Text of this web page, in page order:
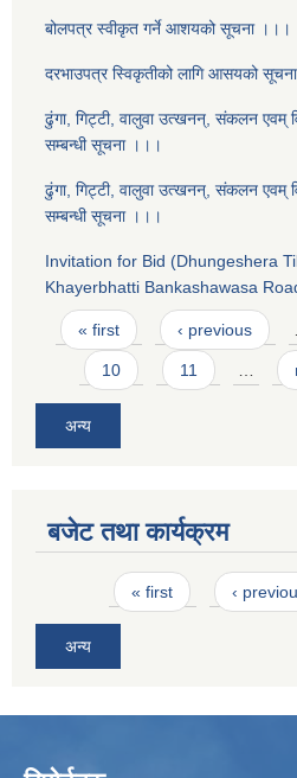
बोलपत्र स्वीकृत गर्ने आशयको सूचना ।।।
दरभाउपत्र स्विकृतीको लागि आसयको
ढुंगा, गिट्टी, वालुवा उत्खनन्, संकलन एवम्
सम्बन्धी सूचना ।।।
ढुंगा, गिट्टी, वालुवा उत्खनन्, संकलन एवम्
सम्बन्धी सूचना ।।।
Invitation for Bid (Dhungeshera
Khayerbhatti Bankashawasa
Pages
« first ‹ previous
10 11 …
अन्य
बजेट तथा कार्यक्रम
Pages« first ‹
अन्य